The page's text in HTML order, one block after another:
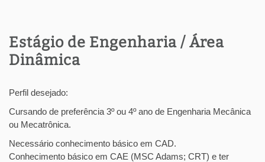
Estágio de Engenharia / Área
Dinâmica
Perfil desejado:
Cursando de preferência 3º ou 4º ano de Engenharia Mecânica
ou Mecatrônica.
Necessário conhecimento básico em CAD.
Conhecimento básico em CAE (MSC Adams; CRT) e ter